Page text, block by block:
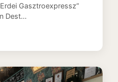
Gasztroexpressz”
Dest…